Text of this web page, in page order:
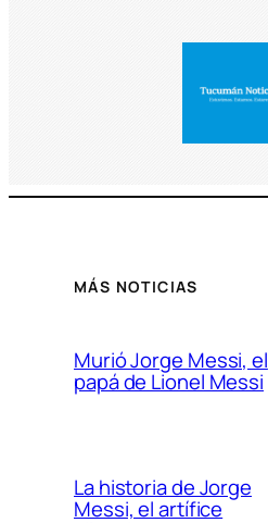
MÁS NOTICIAS
Murió Jorge Messi, el
papá de Lionel Messi
La historia de Jorge
Messi, el artífice